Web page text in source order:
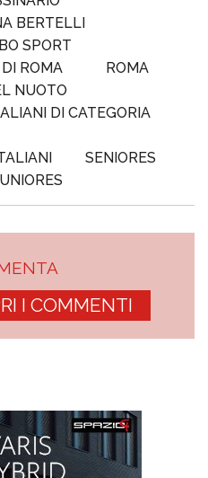
BERTELLI
SPORT
ROMA
ROMA
NUOTO
DI CATEGORIA
SENIORES
I COMMENTI